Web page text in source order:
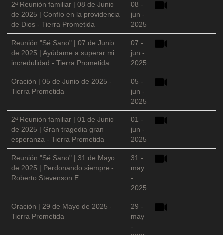
2ª Reunión familiar | 08 de Junio
de 2025 | Confío en la providencia
de Dios - Tierra Prometida
08 -
jun -
2025
Reunión "Sé Sano" | 07 de Junio
de 2025 | Ayúdame a superar mi
incredulidad - Tierra Prometida
07 -
jun -
2025
Oración | 05 de Junio de 2025 -
Tierra Prometida
05 -
jun -
2025
2ª Reunión familiar | 01 de Junio
de 2025 | Gran tragedia gran
esperanza - Tierra Prometida
01 -
jun -
2025
Reunión "Sé Sano" | 31 de Mayo
de 2025 | Perdonando siempre -
Roberto Stevenson E.
31 -
may
-
2025
Oración | 29 de Mayo de 2025 -
Tierra Prometida
29 -
may
-